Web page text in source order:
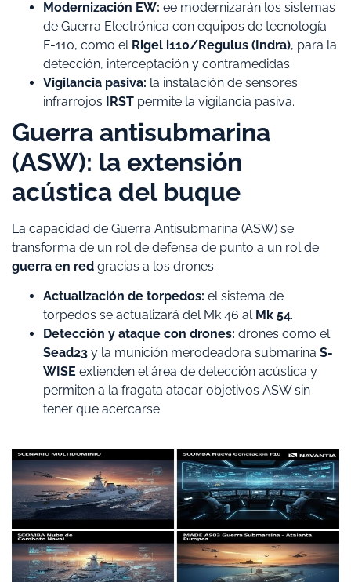
Modernización EW: ee modernizarán los sistemas
de Guerra Electrónica con equipos de tecnología
F-110, como el Rigel i110/Regulus (Indra), para la
detección, interceptación y contramedidas.
Vigilancia pasiva: la instalación de sensores
infrarrojos IRST permite la vigilancia pasiva.
​Guerra antisubmarina
(ASW): la extensión
acústica del buque
​La capacidad de Guerra Antisubmarina (ASW) se
transforma de un rol de defensa de punto a un rol de
guerra en red gracias a los drones:
Actualización de torpedos: el sistema de
torpedos se actualizará del Mk 46 al Mk 54.
Detección y ataque con drones: drones como el
Sead23 y la munición merodeadora submarina S-
WISE extienden el área de detección acústica y
permiten a la fragata atacar objetivos ASW sin
tener que acercarse.